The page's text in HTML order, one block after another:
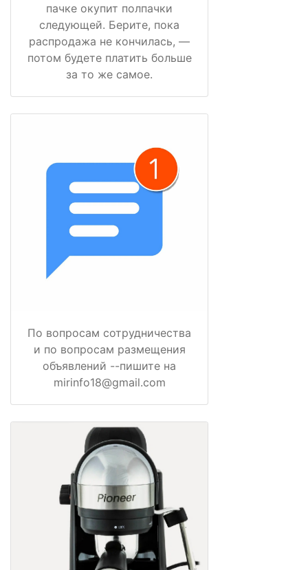
пачке окупит полпачки
следующей. Берите, пока
распродажа не кончилась, —
потом будете платить больше
за то же самое.
По вопросам сотрудничества
и по вопросам размещения
объявлений --пишите на
mirinfo18@gmail.com